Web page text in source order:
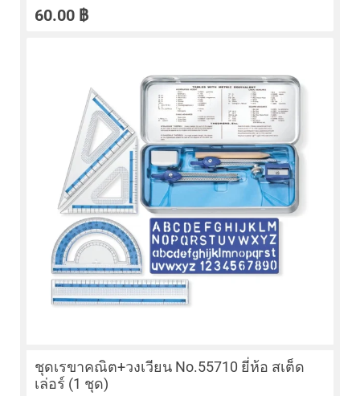
60.00 ฿
ชุดเรขาคณิต+วงเวียน No.55710 ยี่ห้อ สเต็ด
เล่อร์ (1 ชุด)